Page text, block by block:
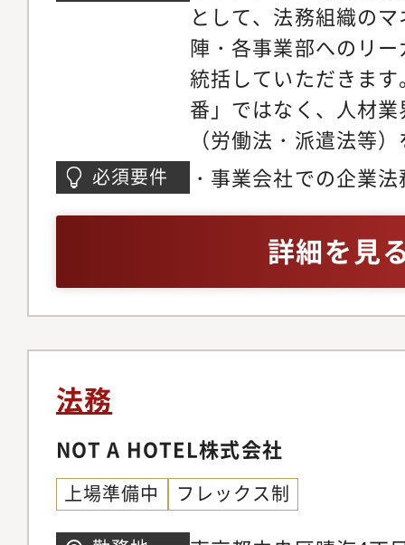
として、法務組織の
陣・各事業部へのリ
統括していただきま
番」ではなく、人材
（労働法・派遣法等
事業成長とガバナン
備を見据えた組織体
法務の観点から経営
プライアンス文化を
る牽引役を担ってい
ジメント・法務戦略
よび中長期的な法務
の折衝・連携および
営陣に対する法的論
のサポート◆契約法務
必須要件
・事業会社での企業
ジネスレベル※英語
詳細を見
法務
NOT A HOTEL株式会社
上場準備中 フレックス制